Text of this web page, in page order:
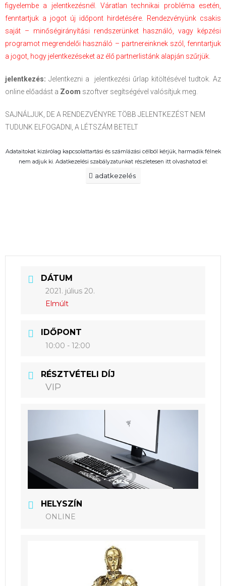
figyelembe a jelentkezésnél. Váratlan technikai probléma esetén,
fenntartjuk a jogot új időpont hirdetésére. Rendezvényünk csakis
saját – minőségirányítási rendszerünket használó, vagy képzési
programot megrendelői használó – partnereinknek szól, fenntartjuk
a jogot, hogy jelentkezéseket az élő partnerlistánk alapján szűrjük.
jelentkezés: Jelentkezni a jelentkezési űrlap kitöltésével tudtok. Az
online előadást a Zoom szoftver segítségével valósítjuk meg.
SAJNÁLJUK, DE A RENDEZVÉNYRE TÖBB JELENTKEZÉST NEM
TUDUNK ELFOGADNI, A LÉTSZÁM BETELT
Adataitokat kizárólag kapcsolattartási és számlázási célból kérjük, harmadik félnek
nem adjuk ki. Adatkezelési szabályzatunkat részletesen itt olvashatod el:
adatkezelés
DÁTUM
2021. július 20.
Elmúlt
IDŐPONT
10:00 - 12:00
RÉSZTVÉTELI DÍJ
VIP
HELYSZÍN
ONLINE